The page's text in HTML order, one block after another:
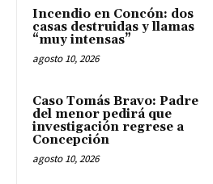
Incendio en Concón: dos
casas destruidas y llamas
“muy intensas”
agosto 10, 2026
Caso Tomás Bravo: Padre
del menor pedirá que
investigación regrese a
Concepción
agosto 10, 2026